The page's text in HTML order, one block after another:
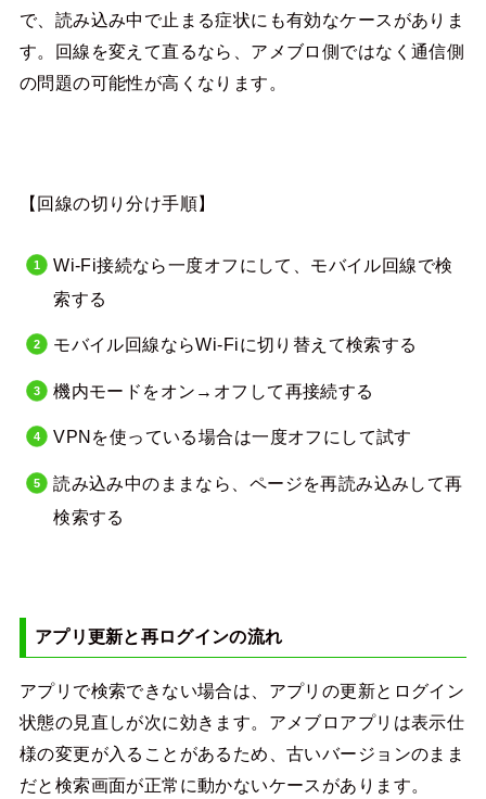
で、読み込み中で止まる症状にも有効なケースがありま
す。回線を変えて直るなら、アメブロ側ではなく通信側
の問題の可能性が高くなります。
【回線の切り分け手順】
Wi-Fi接続なら一度オフにして、モバイル回線で検
索する
モバイル回線ならWi-Fiに切り替えて検索する
機内モードをオン→オフして再接続する
VPNを使っている場合は一度オフにして試す
読み込み中のままなら、ページを再読み込みして再
検索する
アプリ更新と再ログインの流れ
アプリで検索できない場合は、アプリの更新とログイン
状態の見直しが次に効きます。アメブロアプリは表示仕
様の変更が入ることがあるため、古いバージョンのまま
だと検索画面が正常に動かないケースがあります。